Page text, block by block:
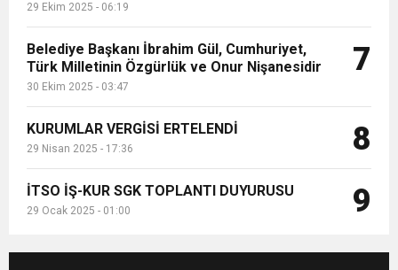
29 Ekim 2025 - 06:19
Belediye Başkanı İbrahim Gül, Cumhuriyet,
Türk Milletinin Özgürlük ve Onur Nişanesidir
30 Ekim 2025 - 03:47
7
KURUMLAR VERGİSİ ERTELENDİ
29 Nisan 2025 - 17:36 8
İTSO İŞ-KUR SGK TOPLANTI DUYURUSU
29 Ocak 2025 - 01:00 9